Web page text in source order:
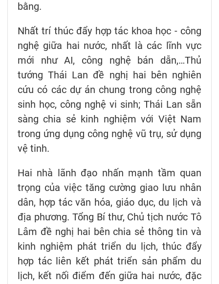
bằng.
Nhất trí thúc đẩy hợp tác khoa học - công
nghệ giữa hai nước, nhất là các lĩnh vực
mới như AI, công nghệ bán dẫn,…Thủ
tướng Thái Lan đề nghị hai bên nghiên
cứu có các dự án chung trong công nghệ
sinh học, công nghệ vi sinh; Thái Lan sẵn
sàng chia sẻ kinh nghiệm với Việt Nam
trong ứng dụng công nghệ vũ trụ, sử dụng
vệ tinh.
Hai nhà lãnh đạo nhấn mạnh tầm quan
trọng của việc tăng cường giao lưu nhân
dân, hợp tác văn hóa, giáo dục, du lịch và
địa phương. Tổng Bí thư, Chủ tịch nước Tô
Lâm đề nghị hai bên chia sẻ thông tin và
kinh nghiệm phát triển du lịch, thúc đẩy
hợp tác liên kết phát triển sản phẩm du
lịch, kết nối điểm đến giữa hai nước, đặc